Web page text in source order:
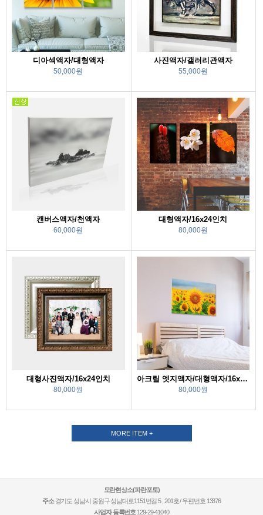
디아섹액자/대형액자
50,000원
사진액자/갤러리관액자
55,000원
캔버스액자/천액자
60,000원
대형액자/16x24인치
80,000원
대형사진액자/16x24인치
80,000원
아크릴 엣지액자/대형액자/16x20in
80,000원
MORE ITEM +
모란현상소(파란포토)
주소경기도 성남시 중원구 성남대로1151번길 5 , 201호 / 우편번호 13376
사업자 등록번호 129-29-41040